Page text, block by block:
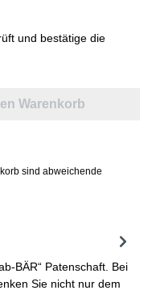
und bestätige die
Warenkorb
sind abweichende
BÄR“ Patenschaft. Bei
Sie nicht nur dem